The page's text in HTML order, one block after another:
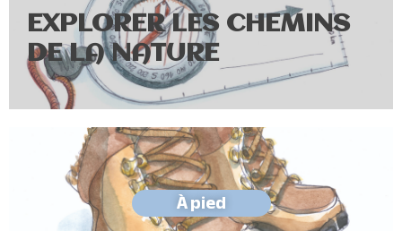
EXPLORER LES CHEMINS
DE LA NATURE
À pied